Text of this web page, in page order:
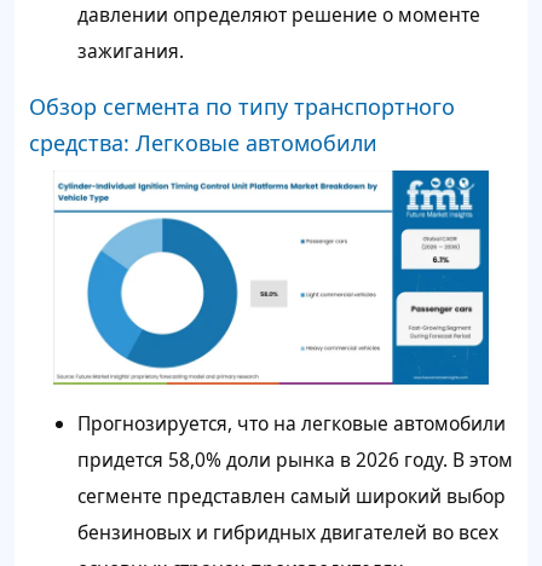
давлении определяют решение о моменте
зажигания.
Обзор сегмента по типу транспортного
средства: Легковые автомобили
Прогнозируется, что на легковые автомобили
придется 58,0% доли рынка в 2026 году. В этом
сегменте представлен самый широкий выбор
бензиновых и гибридных двигателей во всех